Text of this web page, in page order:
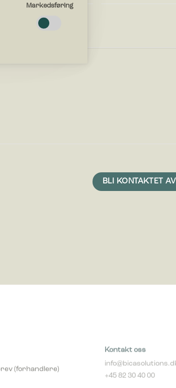
funksjoner
du befinner deg i.
Markedsføring
info@bicasolutions.dk
+45 82 30 40 00